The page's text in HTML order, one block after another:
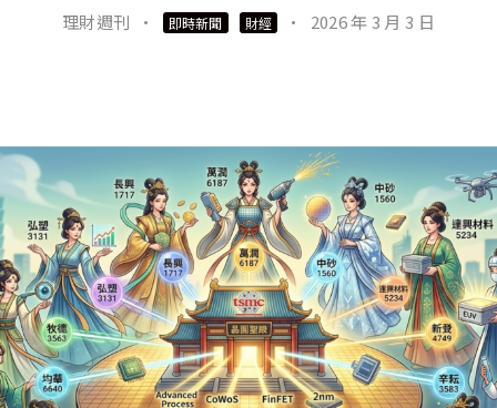
理財週刊 · 即時新聞 財經 · 2026 年 3 月 3 日